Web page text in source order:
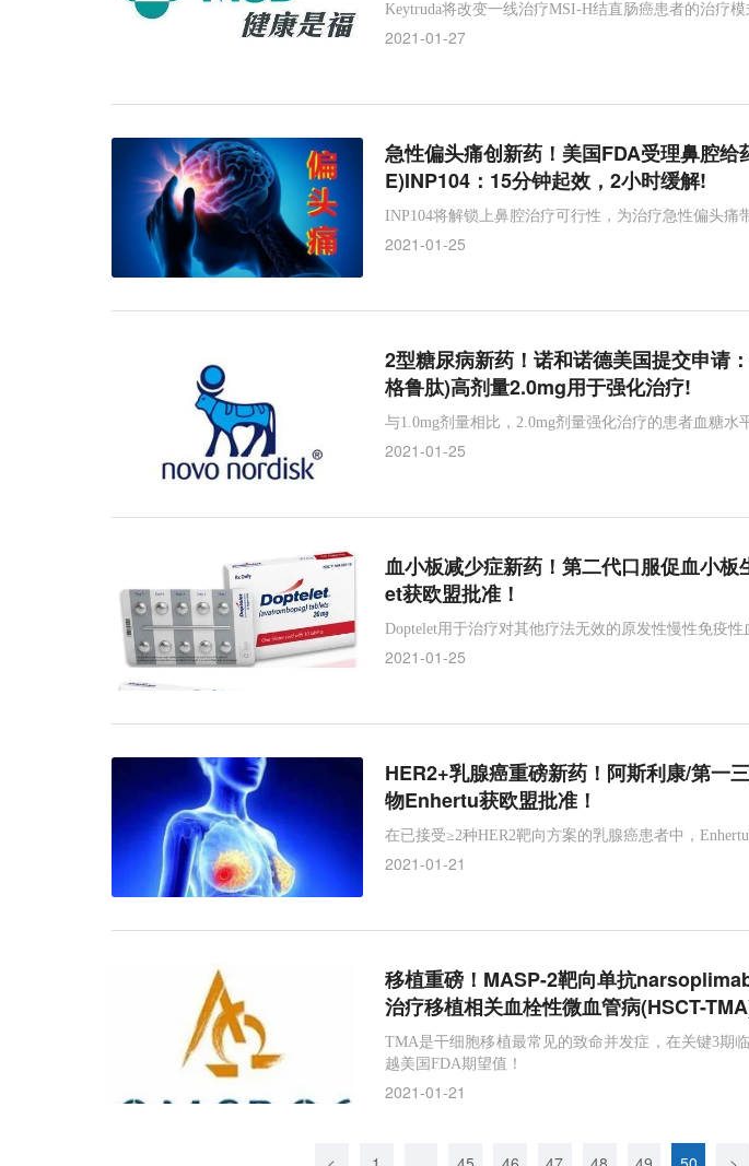
Keytruda将改变一线治疗MSI-H结直肠癌患者的治疗模
2021-01-27
急性偏头痛创新药！美国FDA受理鼻腔给
E)INP104：15分钟起效，2小时缓解!
INP104将解锁上鼻腔治疗可行性，为治疗急性偏头痛
2021-01-25
2型糖尿病新药！诺和诺德美国提交申请
格鲁肽)高剂量2.0mg用于强化治疗!
与1.0mg剂量相比，2.0mg剂量强化治疗的患者血糖水
2021-01-25
血小板减少症新药！第二代口服促血小
et获欧盟批准！
Doptelet用于治疗对其他疗法无效的原发性慢性免疫性
2021-01-25
HER2+乳腺癌重磅新药！阿斯利康/第一
物Enhertu获欧盟批准！
在已接受≥2种HER2靶向方案的乳腺癌患者中，
2021-01-21
移植重磅！MASP-2靶向单抗
治疗移植相关血栓性微血管病(HSCT-
TMA是干细胞移植最常见的致命并发症，在关键3期
越美国FDA期望值！
2021-01-21